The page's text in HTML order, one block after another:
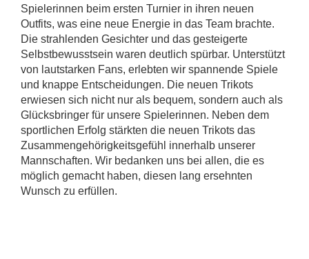
Spielerinnen beim ersten Turnier in ihren neuen
Outfits, was eine neue Energie in das Team brachte.
Die strahlenden Gesichter und das gesteigerte
Selbstbewusstsein waren deutlich spürbar. Unterstützt
von lautstarken Fans, erlebten wir spannende Spiele
und knappe Entscheidungen. Die neuen Trikots
erwiesen sich nicht nur als bequem, sondern auch als
Glücksbringer für unsere Spielerinnen. Neben dem
sportlichen Erfolg stärkten die neuen Trikots das
Zusammengehörigkeitsgefühl innerhalb unserer
Mannschaften. Wir bedanken uns bei allen, die es
möglich gemacht haben, diesen lang ersehnten
Wunsch zu erfüllen.